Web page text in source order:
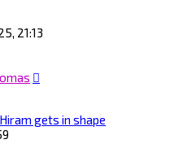
21:13
gets in shape